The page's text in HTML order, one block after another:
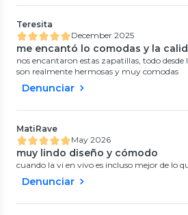
Teresita
December 2025
me encantó lo comodas y la
nos encantaron estas zapatillas, todo desde
son realmente hermosas y muy comodas
Denunciar
MatiRave
May 2026
muy lindo diseño y cómodo
cuando la vi en vivo es incluso mejor de lo
Denunciar